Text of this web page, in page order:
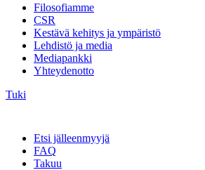
Filosofiamme
CSR
Kestävä kehitys ja ympäristö
Lehdistö ja media
Mediapankki
Yhteydenotto
Tuki
Etsi jälleenmyyjä
FAQ
Takuu